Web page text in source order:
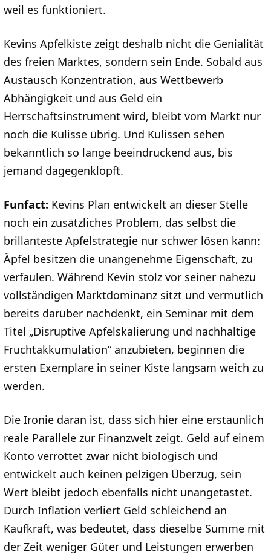
weil es funktioniert.
Kevins Apfelkiste zeigt deshalb nicht die Genialität
des freien Marktes, sondern sein Ende. Sobald aus
Austausch Konzentration, aus Wettbewerb
Abhängigkeit und aus Geld ein
Herrschaftsinstrument wird, bleibt vom Markt nur
noch die Kulisse übrig. Und Kulissen sehen
bekanntlich so lange beeindruckend aus, bis
jemand dagegenklopft.
Funfact: Kevins Plan entwickelt an dieser Stelle
noch ein zusätzliches Problem, das selbst die
brillanteste Apfelstrategie nur schwer lösen kann:
Äpfel besitzen die unangenehme Eigenschaft, zu
verfaulen. Während Kevin stolz vor seiner nahezu
vollständigen Marktdominanz sitzt und vermutlich
bereits darüber nachdenkt, ein Seminar mit dem
Titel „Disruptive Apfelskalierung und nachhaltige
Fruchtakkumulation“ anzubieten, beginnen die
ersten Exemplare in seiner Kiste langsam weich zu
werden.
Die Ironie daran ist, dass sich hier eine erstaunlich
reale Parallele zur Finanzwelt zeigt. Geld auf einem
Konto verrottet zwar nicht biologisch und
entwickelt auch keinen pelzigen Überzug, sein
Wert bleibt jedoch ebenfalls nicht unangetastet.
Durch Inflation verliert Geld schleichend an
Kaufkraft, was bedeutet, dass dieselbe Summe mit
der Zeit weniger Güter und Leistungen erwerben